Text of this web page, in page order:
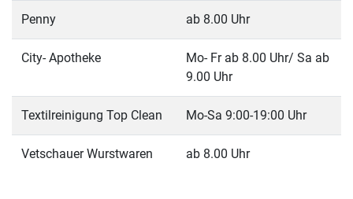
Penny ab 8.00 Uhr
City- Apotheke
Mo- Fr ab 8.00 Uhr/ Sa ab
9.00 Uhr
Textilreinigung Top Clean Mo-Sa 9:00-19:00 Uhr
Vetschauer Wurstwaren ab 8.00 Uhr